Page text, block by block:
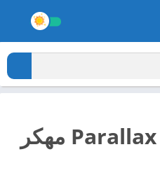
تحميل تطبيق Parallax 3D مهكر